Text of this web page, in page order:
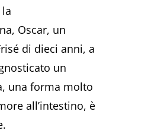
Oscar, un
di dieci anni, a
un
una forma molto
all’intestino, è